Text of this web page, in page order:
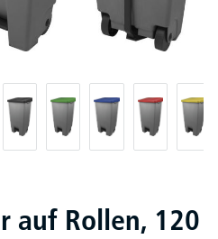
auf Rollen, 120